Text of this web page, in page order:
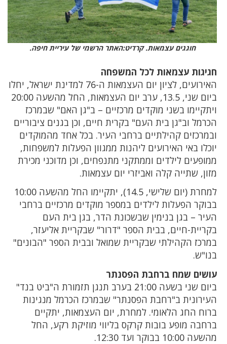
חוגגים עצמאות. קרדיט:האתר הרשמי של עיריית חיפה.
חגיגות עצמאות לכל המשפחה
האירועים, לציון יום העצמאות ה-76 למדינת ישראל, יחלו
ביום שני, 13.5, ערב יום העצמאות, החל מהשעה 20:00
ויתקיימו בשני מוקדים מרכזיים – ב"גן האם" שבמרכז
הכרמל וב"גן בית העם" בקרית חיים, וכן בגנים ציבוריים
ובמרכזים קהילתיים ברחבי העיר. בכל אחד מהמוקדים
יוכלו באי האירועים ליהנות ממגוון הפעלות למשפחות,
ממופעים לילדים וממתקני מתנפחים, וכן מדוכני מכירת
מזון, שתייה קלה ואביזרי יום עצמאות.
למחרת (יום שלישי, 14.5), יתקיימו החל מהשעה 10:00
בבוקר הפעלות לילדים במספר מוקדים מרכזיים ברחבי
העיר – בגן בנימין שבשכונת הדר, בגן בית העם
בקריית-חיים, בבית הספר "דרור" שבקריית אליעזר,
במרכז הקהילתי שבקריית שמואל ובבית הספר "הבונים"
בנו"ש.
עושים שמח ברחבת הפסנתר
ביום שני בשעה 21:00 בערב תנגן תזמורת ה"ביט בנד"
העירונית ב"רחבת הפסנתר" שבמרכז הכרמל מנגינות
ברוח החג הלאומי. למחרת, יום העצמאות, יתקיים
ברחבה מופע בובות קרקס בליווי מוזיקת רקע, החל
מהשעה 10:00 בבוקר ועד 12:30.